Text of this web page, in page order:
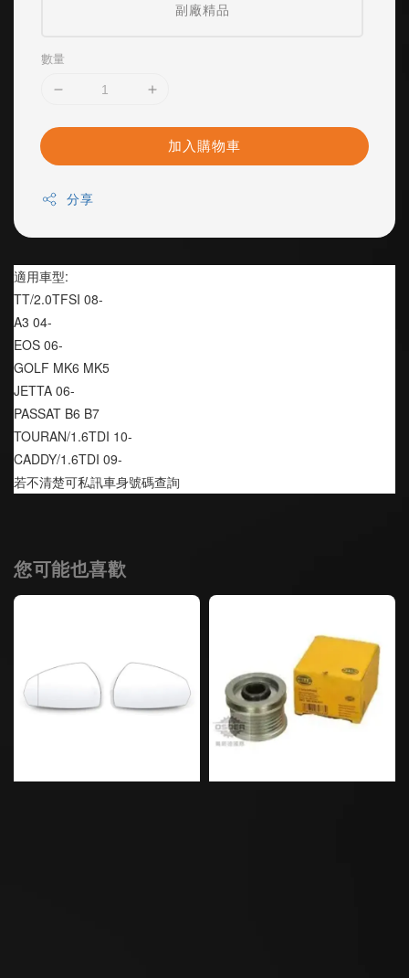
副廠精品
數量
加入購物車
分享
適用車型:
TT/2.0TFSI 08-
A3 04-
EOS 06-
GOLF MK6 MK5
JETTA 06-
PASSAT B6 B7
TOURAN/1.6TDI 10-
CADDY/1.6TDI 09-
若不清楚可私訊車身號碼查詢
您可能也喜歡